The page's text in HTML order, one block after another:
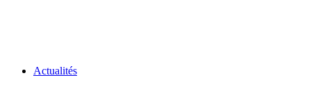
Actualités